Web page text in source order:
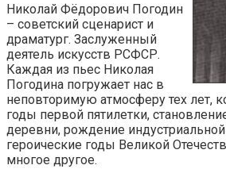
Николай Фёдорович Погодин
– советский сценарист и
драматург. Заслуженный
деятель искусств РСФСР.
Каждая из пьес Николая
Погодина погружает нас в
неповторимую атмосферу тех лет,
годы первой пятилетки,
деревни, рождение
героические годы Великой
многое другое.